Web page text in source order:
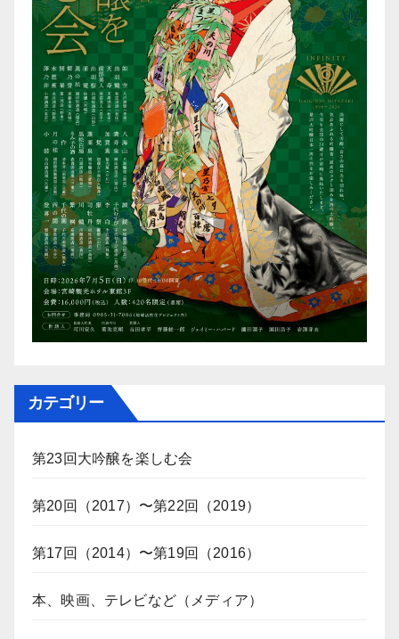
カテゴリー
第23回大吟醸を楽しむ会
第20回（2017）〜第22回（2019）
第17回（2014）〜第19回（2016）
本、映画、テレビなど（メディア）